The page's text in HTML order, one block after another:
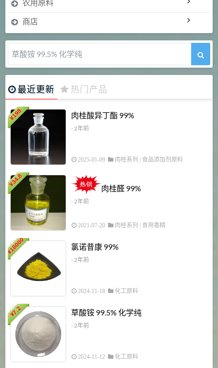
农用原料
商店
5-甲氧基吲哚 98%
最近更新 热门产品
¥
198 肉桂酸异丁酯 99%
- 2年前
2025-01-09 肉桂系列 食品添加剂原料
¥
34.8
肉桂醛 99%
- 2年前
2021-07-20 肉桂系列 食用香精
¥
18000 氯诺昔康 99%
- 2年前
2024-11-18 化工原料
¥
7.2 草酸铵 99.5% 化学纯
- 2年前
2024-11-12 化工原料